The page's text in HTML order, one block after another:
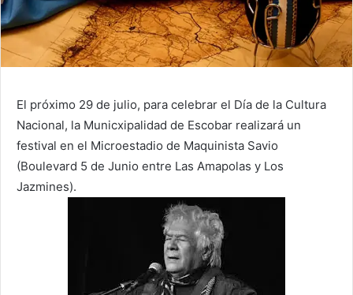
El próximo 29 de julio, para celebrar el Día de la Cultura
Nacional, la Municxipalidad de Escobar realizará un
festival en el Microestadio de Maquinista Savio
(Boulevard 5 de Junio entre Las Amapolas y Los
Jazmines).